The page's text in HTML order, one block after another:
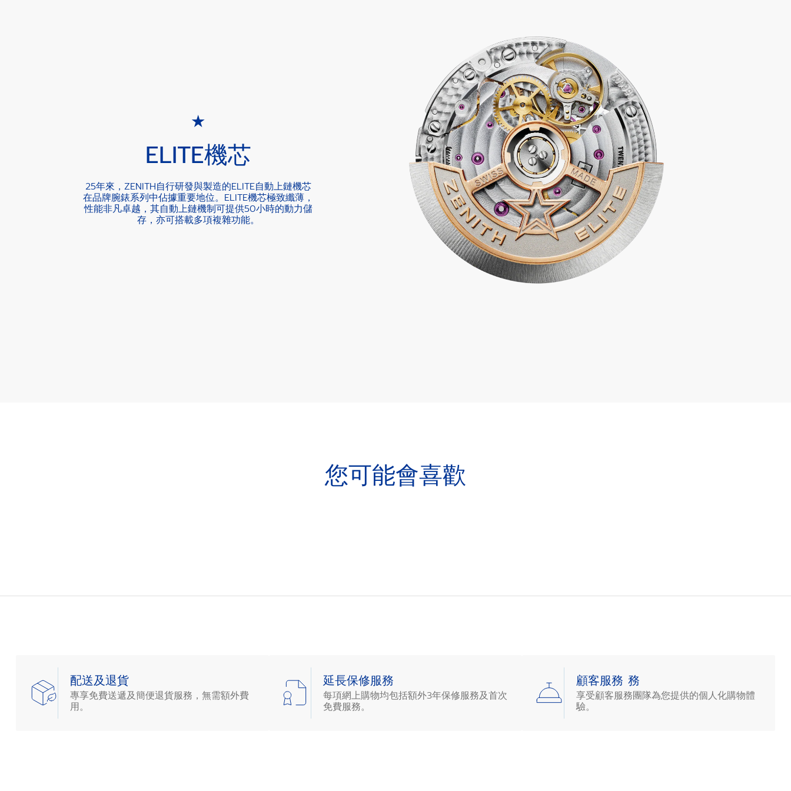
ELITE機芯
25年來，ZENITH自行研發與製造的ELITE自動上鏈機芯
在品牌腕錶系列中佔據重要地位。ELITE機芯極致纖薄，
性能非凡卓越，其自動上鏈機制可提供50小時的動力儲
存，亦可搭載多項複雜功能。
您可能會喜歡
配送及退貨
專享免費送遞及簡便退貨服務，無需額外費
用。
延長保修服務
每項網上購物均包括額外3年保修服務及首次
免費服務。
顧客服務 務
享受顧客服務團隊為您提供的個人化購物體
驗。